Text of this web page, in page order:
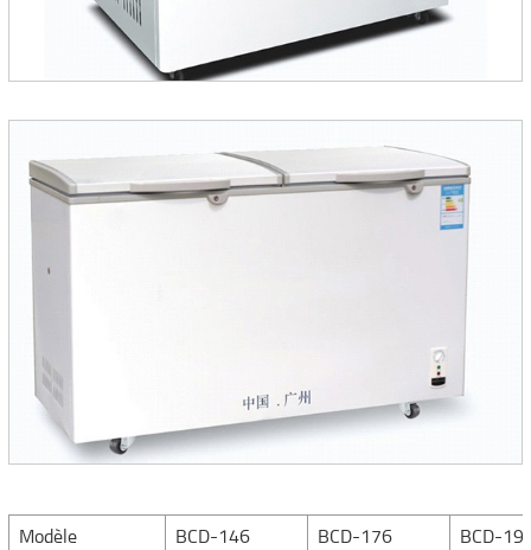
Modèle BCD-146 BCD-176 BCD-